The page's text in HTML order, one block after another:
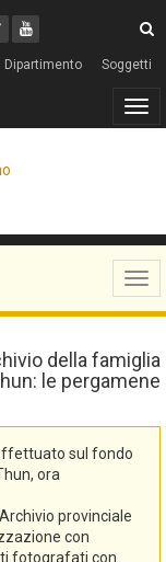
Twitter
Youtube
Dipartimento Soggetti
della famiglia
le pergamene
sul fondo
ora
provinciale
con
fotografati con